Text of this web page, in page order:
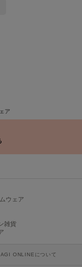
ア
ウェア
雑貨
ONLINEについて